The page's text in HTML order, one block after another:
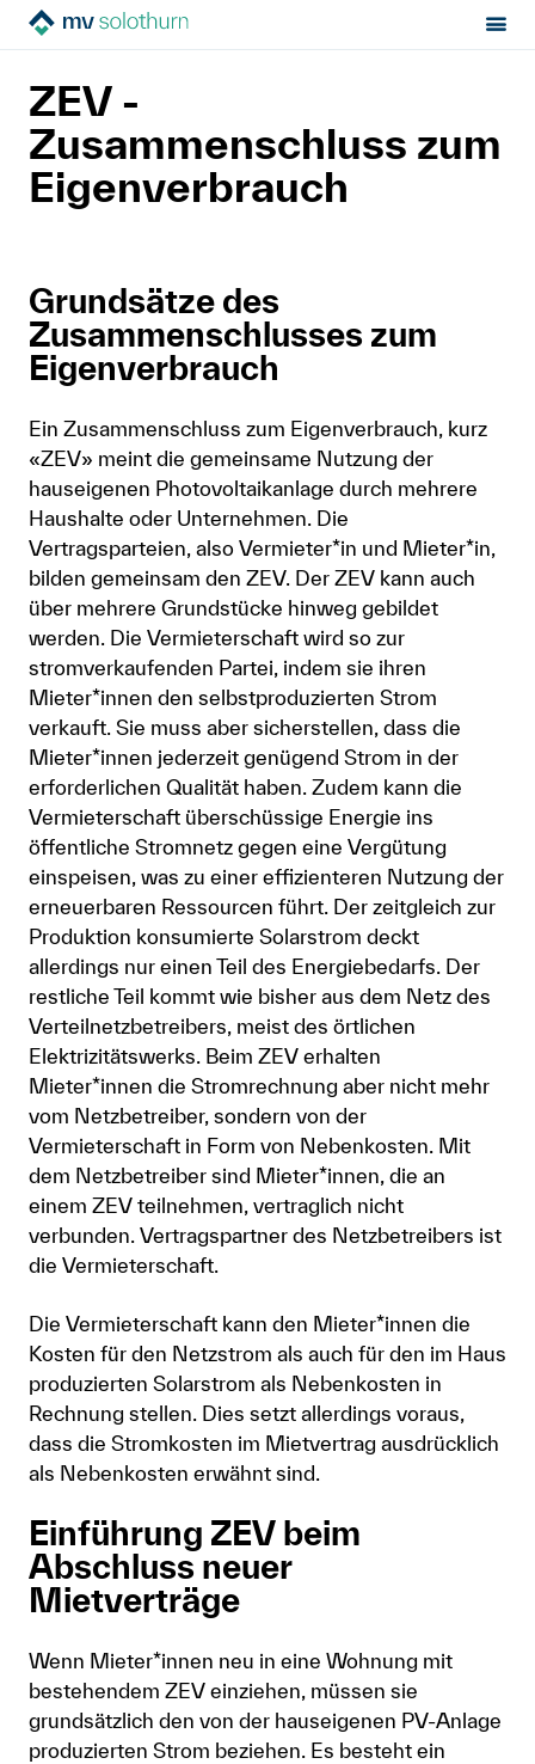
Mietrecht
Hilfe von Fachleuten
Über uns
Newsletter
Mitglied werden
Anmelden
Shop
Suche
Heiz- und Nebenkosten
ZEV - Zusammenschluss zum Eigenverbrauch
ZEV -
Zusammenschluss zum
Eigenverbrauch
Grundsätze des
Zusammenschlusses zum
Eigenverbrauch
Ein Zusammenschluss zum Eigenverbrauch, kurz
«ZEV» meint die gemeinsame Nutzung der
hauseigenen Photovoltaikanlage durch mehrere
Haushalte oder Unternehmen. Die
Vertragsparteien, also Vermieter*in und Mieter*in,
bilden gemeinsam den ZEV. Der ZEV kann auch
über mehrere Grundstücke hinweg gebildet
werden. Die Vermieterschaft wird so zur
stromverkaufenden Partei, indem sie ihren
Mieter*innen den selbstproduzierten Strom
verkauft. Sie muss aber sicherstellen, dass die
Mieter*innen jederzeit genügend Strom in der
erforderlichen Qualität haben. Zudem kann die
Vermieterschaft überschüssige Energie ins
öffentliche Stromnetz gegen eine Vergütung
einspeisen, was zu einer effizienteren Nutzung der
erneuerbaren Ressourcen führt. Der zeitgleich zur
Produktion konsumierte Solarstrom deckt
allerdings nur einen Teil des Energiebedarfs. Der
restliche Teil kommt wie bisher aus dem Netz des
Verteilnetzbetreibers, meist des örtlichen
Elektrizitätswerks. Beim ZEV erhalten
Mieter*innen die Stromrechnung aber nicht mehr
vom Netzbetreiber, sondern von der
Vermieterschaft in Form von Nebenkosten. Mit
dem Netzbetreiber sind Mieter*innen, die an
einem ZEV teilnehmen, vertraglich nicht
verbunden. Vertragspartner des Netzbetreibers ist
die Vermieterschaft.
Die Vermieterschaft kann den Mieter*innen die
Kosten für den Netzstrom als auch für den im Haus
produzierten Solarstrom als Nebenkosten in
Rechnung stellen. Dies setzt allerdings voraus,
dass die Stromkosten im Mietvertrag ausdrücklich
als Nebenkosten erwähnt sind.
Einführung ZEV beim
Abschluss neuer
Mietverträge
Wenn Mieter*innen neu in eine Wohnung mit
bestehendem ZEV einziehen, müssen sie
grundsätzlich den von der hauseigenen PV-Anlage
produzierten Strom beziehen. Es besteht ein